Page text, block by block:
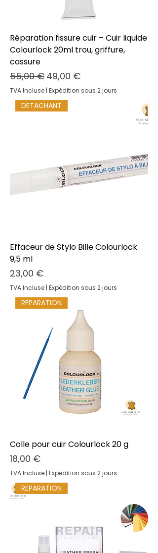
Réparation fissure cuir – Cuir liquide
Colourlock 20ml trou, griffure,
cassure
Prix original
55,00 € Prix promotionnel
49,00 €
TVA Incluse | Expédition sous 2 jours
DETACHANT
Effaceur de Stylo Bille Colourlock
9,5 ml
Prix
23,00 €
TVA Incluse | Expédition sous 2 jours
REPARATION
Colle pour cuir Colourlock 20 g
Prix
18,00 €
TVA Incluse | Expédition sous 2 jours
REPARATION